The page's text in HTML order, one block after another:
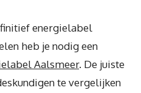
energielabel
heb je nodig een
Aalsmeer. De juiste
te vergelijken